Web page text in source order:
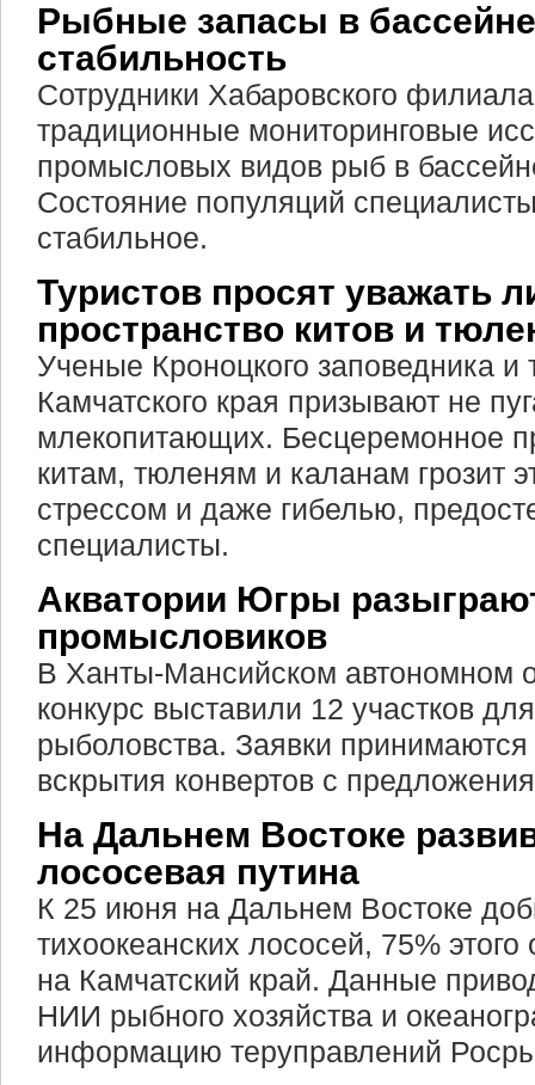
Рыбные запасы в
стабильность
Сотрудники Хабаровского
традиционные мониторинговые
промысловых видов рыб в
Состояние популяций
стабильное.
Туристов просят уважать
пространство китов и
Ученые Кроноцкого заповедника и
Камчатского края призывают не
млекопитающих. Бесцеремонное
китам, тюленям и каланам грозит
стрессом и даже гибелью,
специалисты.
Акватории Югры
промысловиков
В Ханты-Мансийском автономном
конкурс выставили 12 участков
рыболовства. Заявки
вскрытия конвертов с
На Дальнем Востоке
лососевая путина
К 25 июня на Дальнем Востоке
тихоокеанских лососей, 75%
на Камчатский край. Данные
НИИ рыбного хозяйства и
информацию теруправлений